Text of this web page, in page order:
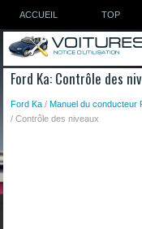
ACCUEIL TOP
Ford Ka: Contrôle des
Ford Ka /Manuel du conducteur
/ Contrôle des niveaux